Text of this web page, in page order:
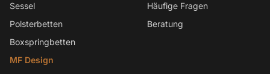
Sessel
Polsterbetten
Boxspringbetten
MF Design
Häufige Fragen
Beratung